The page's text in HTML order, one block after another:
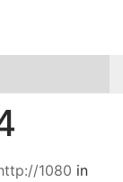
1080 in